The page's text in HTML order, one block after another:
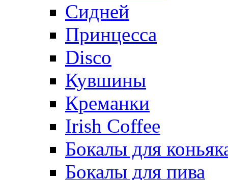
Сидней
Принцесса
Disco
Кувшины
Креманки
Irish Coffee
Бокалы для
Бокалы для пива